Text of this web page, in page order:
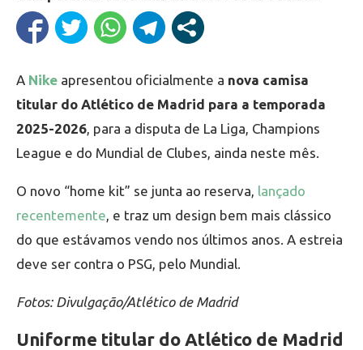
A Nike apresentou oficialmente a nova camisa
titular do Atlético de Madrid para a temporada
2025-2026, para a disputa de La Liga, Champions
League e do Mundial de Clubes, ainda neste mês.
O novo “home kit” se junta ao reserva, lançado
recentemente, e traz um design bem mais clássico
do que estávamos vendo nos últimos anos. A estreia
deve ser contra o PSG, pelo Mundial.
Fotos: Divulgação/Atlético de Madrid
Uniforme titular do Atlético de Madrid